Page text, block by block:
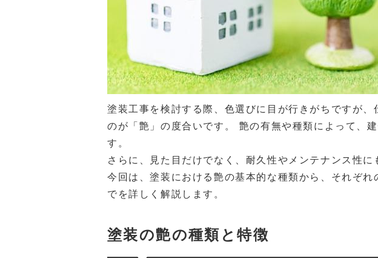
塗装工事を検討する際、色選びに目が行きがちですが
のが「艶」の度合いです。 艶の有無や種類によって、
す。
さらに、見た目だけでなく、耐久性やメンテナンス性に
今回は、塗装における艶の基本的な種類から、それぞれ
でを詳しく解説します。
塗装の艶の種類と特徴